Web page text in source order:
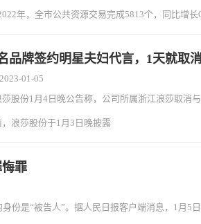
年，全市公共资源交易完成5813个，同比增
品牌签约明星夫妇代言，1天就取
2023-01-05
莎股份1月4日晚公告称，公司所属浙江浪莎取消
，浪莎股份于1月3日晚披露
罪
份是“被告人”。据人民日报客户端消息，1月5